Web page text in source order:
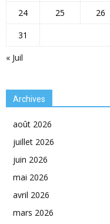
« Juil
24
25 26
31
Archives
août 2026
juillet 2026
juin 2026
mai 2026
avril 2026
mars 2026